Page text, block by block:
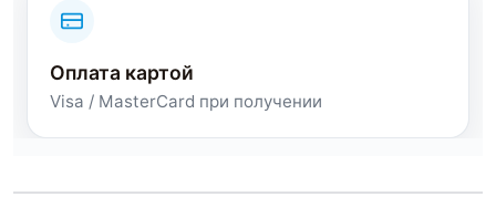
Оплата картой
Visa / MasterCard при получении